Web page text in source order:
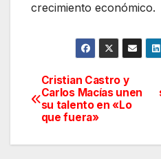
crecimiento económico.
Navegación
de
entradas
Cristian Castro y
Carlos Macías unen
su talento en «Lo
que fuera»